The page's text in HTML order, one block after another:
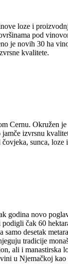
loze i
pod
je novih 30 ha
kvalitete.
Cernu. Okružen
izvrsnu
sunca, loze
godina novo
podigli čak 60
samo desetak
tradicije
ali i
u Njemačkoj